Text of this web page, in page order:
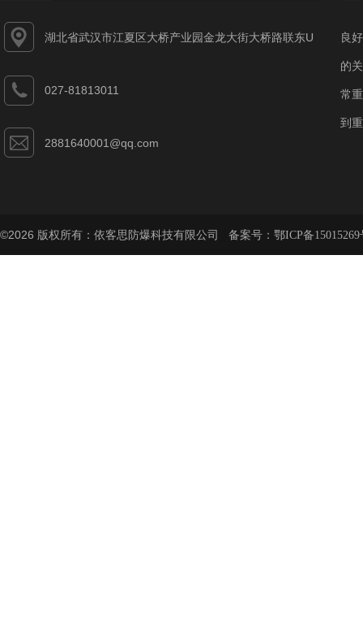
湖北省武汉市江夏区大桥产业园金龙大街大桥路联东U
027-81813011
2881640001@qq.com
良
的
常
到
©2026 版权所有：依客思防爆科技有限公司 备案号： 鄂ICP备15015269